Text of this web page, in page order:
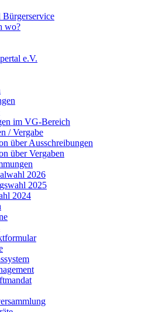
wo?
e.V.
im VG-Bereich
/ Vergabe
über Ausschreibungen
über Vergaben
2026
2025
2024